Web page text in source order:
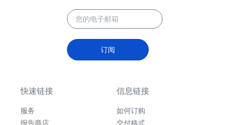
快速链接
服务
报告商店
信息链接
如何订购
交付格式
订阅